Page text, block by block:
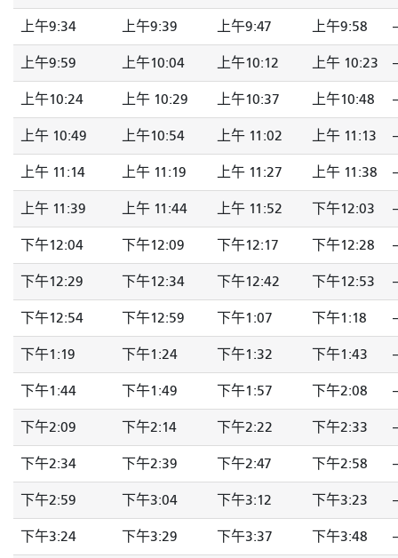
上午9:34 上午9:39 上午9:47 上午9:58
上午9:59 上午10:04 上午10:12 上午 10:23
上午10:24 上午 10:29 上午10:37 上午10:48
上午 10:49 上午10:54 上午 11:02 上午 11:13
上午 11:14 上午 11:19 上午 11:27 上午 11:38
上午 11:39 上午 11:44 上午 11:52 下午12:03
下午12:04 下午12:09 下午12:17 下午12:28
下午12:29 下午12:34 下午12:42 下午12:53
下午12:54 下午12:59 下午1:07 下午1:18
下午1:19 下午1:24 下午1:32 下午1:43
下午1:44 下午1:49 下午1:57 下午2:08
下午2:09 下午2:14 下午2:22 下午2:33
下午2:34 下午2:39 下午2:47 下午2:58
下午2:59 下午3:04 下午3:12 下午3:23
下午3:24 下午3:29 下午3:37 下午3:48